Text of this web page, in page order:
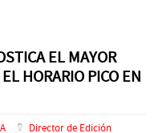
EL MAYOR
HORARIO PICO EN
Director de Edición